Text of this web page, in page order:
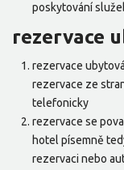
poskytování
rezervace
rezervace
rezervace ze
telefonicky
rezervace se
hotel písemně
rezervaci nebo